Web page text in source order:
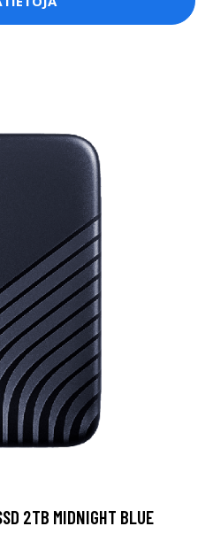
2TB MIDNIGHT BLUE